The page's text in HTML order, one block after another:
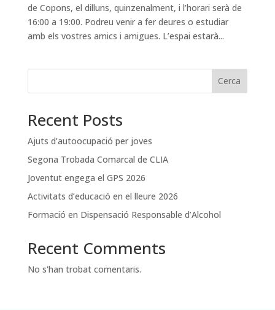
de Copons, el dilluns, quinzenalment, i l’horari serà de
16:00 a 19:00. Podreu venir a fer deures o estudiar
amb els vostres amics i amigues. L’espai estarà...
Cerca
Recent Posts
Ajuts d’autoocupació per joves
Segona Trobada Comarcal de CLIA
Joventut engega el GPS 2026
Activitats d’educació en el lleure 2026
Formació en Dispensació Responsable d’Alcohol
Recent Comments
No s'han trobat comentaris.